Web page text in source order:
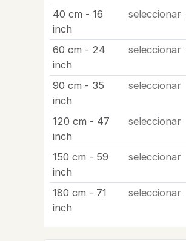
40 cm - 16
inch
seleccionar
60 cm - 24
inch
seleccionar
90 cm - 35
inch
seleccionar
120 cm - 47
inch
seleccionar
150 cm - 59
inch
seleccionar
180 cm - 71
inch
seleccionar